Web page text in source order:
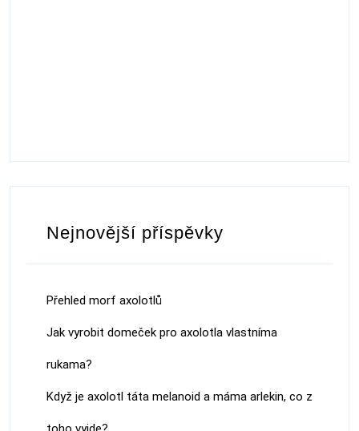
Nejnovější příspěvky
Přehled morf axolotlů
Jak vyrobit domeček pro axolotla vlastníma
rukama?
Když je axolotl táta melanoid a máma arlekin, co z